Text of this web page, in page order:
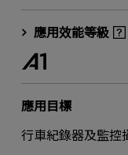
應用效能等級
應用目標
行車紀錄器及監控